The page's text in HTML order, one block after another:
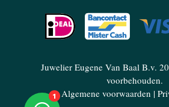
Juwelier Eugene Van Baal B.v.
voorbehouden.
Algemene voorwaarden |
1